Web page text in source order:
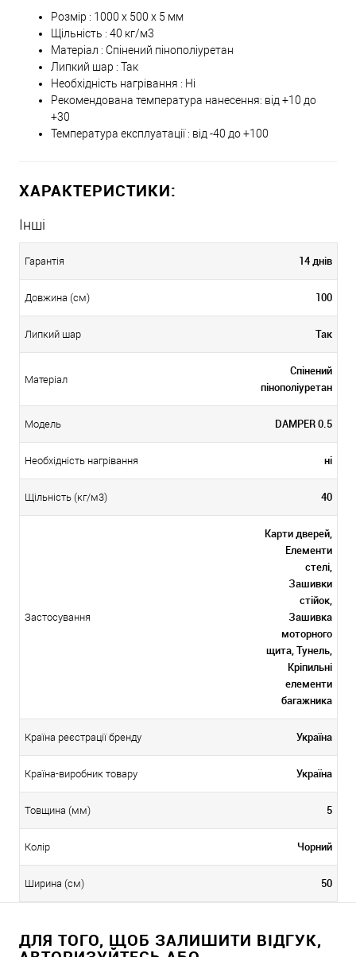
Розмір : 1000 х 500 х 5 мм
Щільність : 40 кг/м3
Матеріал : Спінений пінополіуретан
Липкий шар : Так
Необхідність нагрівання : Ні
Рекомендована температура нанесення: від +10 до
+30
Температура експлуатації : від -40 до +100
ХАРАКТЕРИСТИКИ:
Інші
Гарантія 14 днів
Довжина (см) 100
Липкий шар Так
Матеріал
Спінений
пінополіуретан
Модель DAMPER 0.5
Необхідність нагрівання ні
Щільність (кг/м3) 40
Застосування
Карти дверей,
Елементи
стелі,
Зашивки
стійок,
Зашивка
моторного
щита, Тунель,
Кріпильні
елементи
багажника
Країна реєстрації бренду Україна
Країна-виробник товару Україна
Товщина (мм) 5
Колір Чорний
Ширина (см) 50
ДЛЯ ТОГО, ЩОБ ЗАЛИШИТИ ВІДГУК,